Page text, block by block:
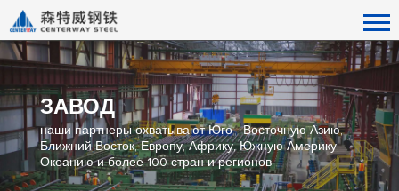
ЗАВОД
наши партнеры охватывают Юго - Восточную Азию,
Ближний Восток, Европу, Африку, Южную Америку,
Океанию и более 100 стран и регионов.